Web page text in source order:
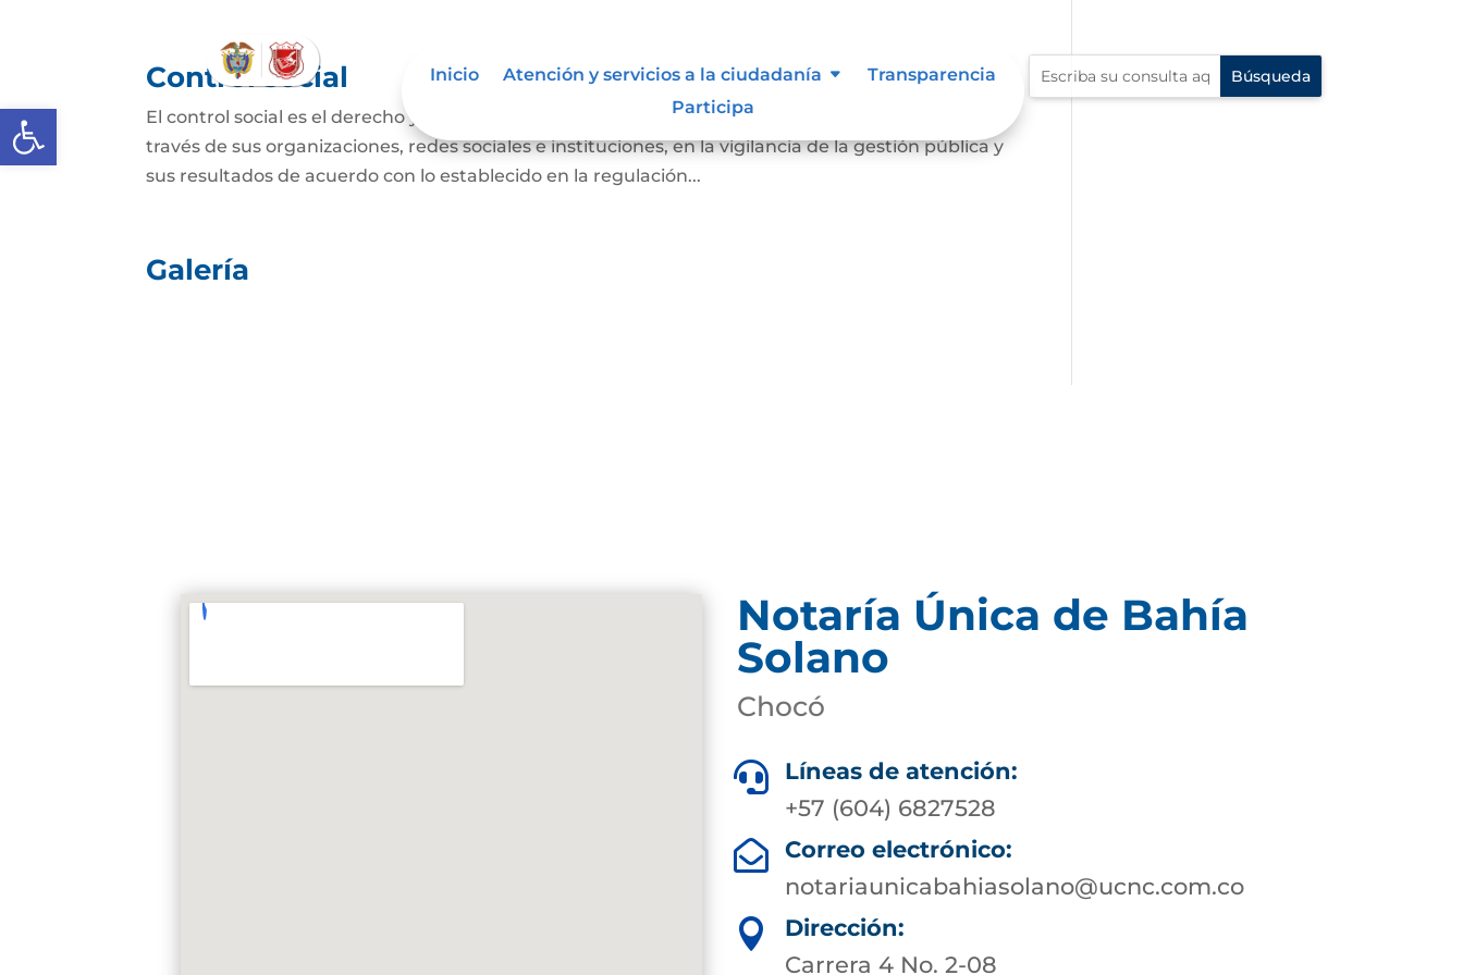
Abrir barra de herramientas
Inicio Atención y servicios a la ciudadanía
Transparencia
Participa
Control social
El control social es el derecho y el deber de los ciudadanos a participar, de manera individual o a
través de sus organizaciones, redes sociales e instituciones, en la vigilancia de la gestión pública y
sus resultados de acuerdo con lo establecido en la regulación...
Galería
Notaría Única de Bahía
Solano
Chocó

Líneas de atención:
+57 (604) 6827528

Correo electrónico:
notariaunicabahiasolano@ucnc.com.co

Dirección:
Carrera 4 No. 2-08